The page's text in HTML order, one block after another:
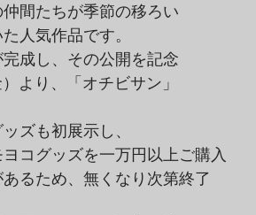
間たちが季節の移ろい
人気作品です。
成し、その公開を記念
より、「オチビサン」
ズも初展示し、
コグッズを一万円以上ご購入
るため、無くなり次第終了